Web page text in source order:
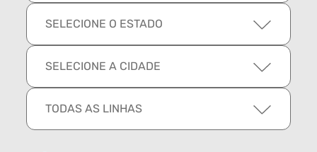
SELECIONE O ESTADO
SELECIONE A CIDADE
TODAS AS LINHAS